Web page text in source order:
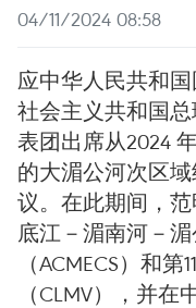
04/11/2024 08:58
应中华人民共和
社会主义共和国
表团出席从2024
的大湄公河次区
议。在此期间，
底江－湄南河－
（ACMECS）和
（CLMV），并在